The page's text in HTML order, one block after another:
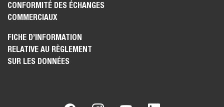
CONFORMITÉ DES ÉCHANGES
COMMERCIAUX
FICHE D’INFORMATION
RELATIVE AU RÈGLEMENT
SUR LES DONNÉES